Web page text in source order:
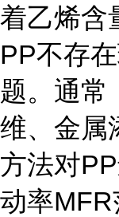
着乙烯含
PP不存
题。通常
维、金属
方法对
动率